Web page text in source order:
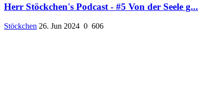
Herr Stöckchen's Podcast - #5 Von der Seele g...
Stöckchen 26. Jun 2024 0 606